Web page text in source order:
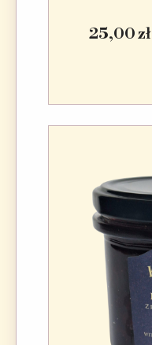
25,00 zł